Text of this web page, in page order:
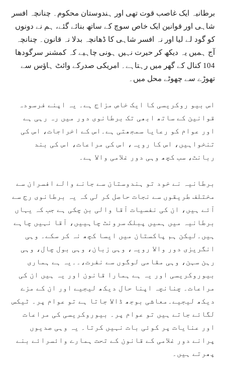
برطانیہ ایک غاصب قوت تھی اور ہندوستان محکوم۔ چنانچہ افسر
شاہی اور قوانین ایک خاص سوچ کے ساتھ بنائے گئے، ہم نے دونوں
کو گود لے لیا اور نہ افسر شاہی کا ڈھانچہ بدلا نہ قانون۔ چنانچہ
آج ہمیں یہ دیکھ کر حیرت نہیں ہونی چاہیے کہ کمشنر سرگودھا
104 کنال کے گھر میں رہتاہے۔ امریکی صدرکے وائٹ ہاؤس سے
تھوڑے سے چھوٹے محل میں۔
اس بیو روکریسی کا ایک خاص مزاج ہے۔ یہ اپنے فرسودہ
قوانین کے ساتھ ابھی تک برطانوی دور میں رہ رہی ہے
اور عوام کو رعایا سمجھتی ہے۔اس کے اخراجات، اس کی
تنخواہیں، اس کا رویہ، اس کی مراعات، اس کی بند
ربانٹ، سب کچھ وہی دور غلامی والا ہے۔
برطانیہ نے خود تو ہندوستان سے جانے والے افسران سے
مختلف طریقوں سے نجات حاصل کر لی کہ یہ برطانوی رج سے
آئے ہیں، ان کی نفسیات آقا والی بن چکی ہے جب کہ یہاں
برطانیہ میں ہمیں پبلک سرونٹ چاہییں، آقا نہیں چاہے
ہیں۔لیکن ہم پاکستان میں ایسا کچھ نہ کر سکے۔ وہی
انگریزی دور والا رویہ، وہی زبان، وہی بول چال، وہی
رہن سہن، وہی مقامی لوگوں سے نفرت،۔۔یہ ہے ہماری
بیوروکریسی اور یہ ہے ہمارا قانون اور یہ ہیں ان کی
مراعات۔ چنانچہ اپنا حال دیکھ لیجیے اور ان کے مزے
دیکھ لیجیے۔معاشی بوجھ ڈالا جاتا ہے تو عوام پر۔ ٹیکس
لگائے جاتے ہیں تو عوام پر۔ بیوروکریسی کی مراعات
اور عنایات پر کوئی بات نہیں کرتا۔ یہ وہی صدیوں
پرانے دور غلامی کے قانون کے تحت ہمارے وائسرائے بنے
پھرتے ہیں۔